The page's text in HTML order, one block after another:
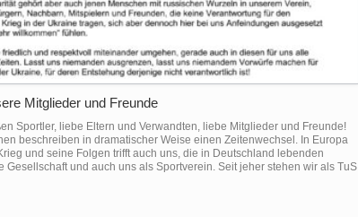
Mitglieder und Freunde
Sportler, liebe Eltern und Verwandten, liebe Mitglieder und Freunde!
beschreiben in dramatischer Weise einen Zeitenwechsel. In Europa
und seine Folgen trifft auch uns, die in Deutschland lebenden
Gesellschaft und auch uns als Sportverein. Seit jeher stehen wir als TuS